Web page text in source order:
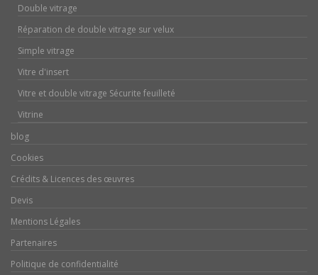
Double vitrage
Réparation de double vitrage sur velux
Simple vitrage
Vitre d'insert
Vitre et double vitrage Sécurite feuilleté
Vitrine
blog
Cookies
Crédits & Licences des œuvres
Devis
Mentions Légales
Partenaires
Politique de confidentialité